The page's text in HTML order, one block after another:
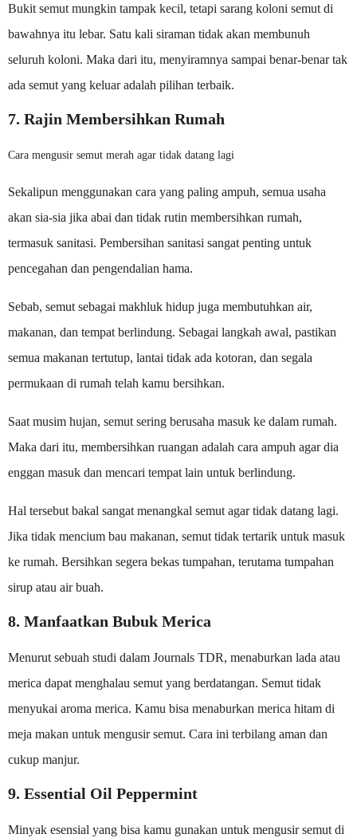
Bukit semut mungkin tampak kecil, tetapi sarang koloni semut di
bawahnya itu lebar. Satu kali siraman tidak akan membunuh
seluruh koloni. Maka dari itu, menyiramnya sampai benar-benar tak
ada semut yang keluar adalah pilihan terbaik.
7. Rajin Membersihkan Rumah
Cara mengusir semut merah agar tidak datang lagi
Sekalipun menggunakan cara yang paling ampuh, semua usaha
akan sia-sia jika abai dan tidak rutin membersihkan rumah,
termasuk sanitasi. Pembersihan sanitasi sangat penting untuk
pencegahan dan pengendalian hama.
Sebab, semut sebagai makhluk hidup juga membutuhkan air,
makanan, dan tempat berlindung. Sebagai langkah awal, pastikan
semua makanan tertutup, lantai tidak ada kotoran, dan segala
permukaan di rumah telah kamu bersihkan.
Saat musim hujan, semut sering berusaha masuk ke dalam rumah.
Maka dari itu, membersihkan ruangan adalah cara ampuh agar dia
enggan masuk dan mencari tempat lain untuk berlindung.
Hal tersebut bakal sangat menangkal semut agar tidak datang lagi.
Jika tidak mencium bau makanan, semut tidak tertarik untuk masuk
ke rumah. Bersihkan segera bekas tumpahan, terutama tumpahan
sirup atau air buah.
8. Manfaatkan Bubuk Merica
Menurut sebuah studi dalam Journals TDR, menaburkan lada atau
merica dapat menghalau semut yang berdatangan. Semut tidak
menyukai aroma merica. Kamu bisa menaburkan merica hitam di
meja makan untuk mengusir semut. Cara ini terbilang aman dan
cukup manjur.
9. Essential Oil Peppermint
Minyak esensial yang bisa kamu gunakan untuk mengusir semut di